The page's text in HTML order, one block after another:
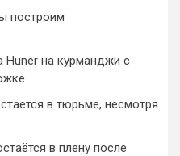
построим
на курманджи с
в тюрьме, несмотря
в плену после